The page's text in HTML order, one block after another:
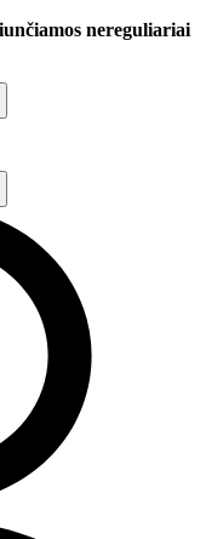
nereguliariai